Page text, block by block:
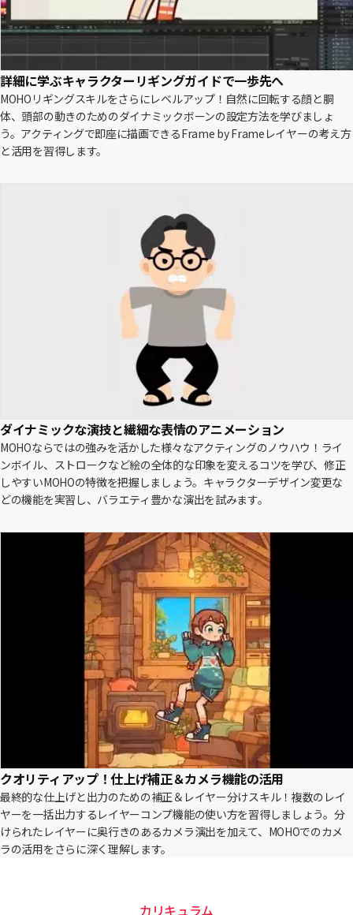
詳細に学ぶキャラクターリギングガイドで一歩先へ
MOHOリギングスキルをさらにレベルアップ！自然に回転する顔と胴
体、頭部の動きのためのダイナミックボーンの設定方法を学びましょ
う。アクティングで即座に描画できるFrame by Frameレイヤーの考え方
と活用を習得します。
ダイナミックな演技と繊細な表情のアニメーション
MOHOならではの強みを活かした様々なアクティングのノウハウ！ライ
ンボイル、ストロークなど絵の全体的な印象を変えるコツを学び、修正
しやすいMOHOの特徴を把握しましょう。キャラクターデザイン変更な
どの機能を実習し、バラエティ豊かな演出を試みます。
クオリティアップ！仕上げ補正＆カメラ機能の活用
最終的な仕上げと出力のための補正＆レイヤー分けスキル！複数のレイ
ヤーを一括出力するレイヤーコンプ機能の使い方を習得しましょう。分
けられたレイヤーに奥行きのあるカメラ演出を加えて、MOHOでのカメ
ラの活用をさらに深く理解します。
カリキュラム